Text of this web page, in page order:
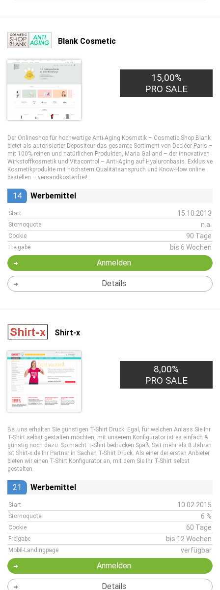
Blank Cosmetic
15,00%
PRO SALE
Der Onlineshop für hochwertige Anti-Aging Kosmetik – Cosmetic Shop Blank
bietet als autorisierter Depositeur das gesamte Sortiment von Decléor Paris –
mit 100% reinen und natürlichen Produkten, Maria Galland – der innovativen
Wirkstoffkosmetik und Vitacontrol – Anti-Aging auf Hyaluronbasis. Exklusive
Kosmetikprodukte mit höchstem Qualitätsanspruch und Know-How online
bestellen – versandkostenfrei!
14 Werbemittel
Start 15.10.2013
Stornoquote n.a.
Cookie 90 Tage
Freigabe bis 6 Wochen
Anmelden
Details
Shirt-x
8,00%
PRO SALE
Bei uns erhalten Sie günstigen T-Shirt Druck. Egal, für welchen Anlass Sie Ihr
T-Shirt selbst gestalten möchten, mit unserem Konfigurator ist es einfach &
günstig noch dazu. So macht T-Shirt bedrucken Spaß. Seit mehr als 8 Jahren
ist Shirt-x.de Ihr Partner in Sachen T-Shirt Druck. Als einer der ersten Anbieter
bieten wir einen T-Shirt Konfigurator an, mit dem Sie Ihr T-Shirt selbst
gestalten.
21 Werbemittel
Start 10.02.2015
Stornoquote 6 %
Cookie 60 Tage
Freigabe bis 12 Wochen
Mobil-Landingpage verfügbar
Anmelden
Details